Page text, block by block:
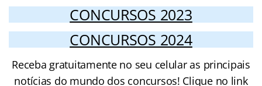
CONCURSOS 2023
CONCURSOS 2024
Receba gratuitamente no seu celular as principais
notícias do mundo dos concursos! Clique no link